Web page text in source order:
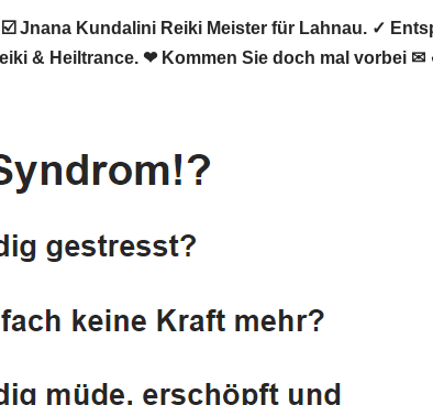
Jnana Kundalini Reiki Meister für Lahnau. ✓
& Heiltrance. ❤ Kommen Sie doch mal vorbei ✉